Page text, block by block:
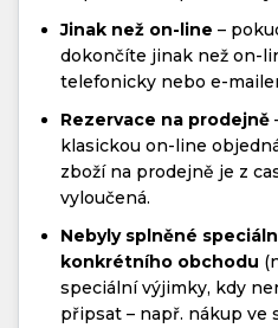
Jinak než on-line –
dokončíte jinak než on-
telefonicky nebo e-
Rezervace na prodejně
klasickou on-line
zboží na prodejně je z
vyloučená.
Nebyly splněné
konkrétního obchodu
speciální výjimky, kdy
připsat – např. nákup ve